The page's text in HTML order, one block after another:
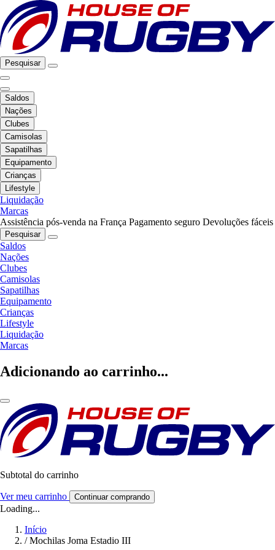
Pesquisar
Saldos
Nações
Clubes
Camisolas
Sapatilhas
Equipamento
Crianças
Lifestyle
Liquidação
Marcas
Assistência pós-venda na França Pagamento seguro Devoluções fáceis
Pesquisar
Saldos
Nações
Clubes
Camisolas
Sapatilhas
Equipamento
Crianças
Lifestyle
Liquidação
Marcas
Adicionando ao carrinho...
Subtotal do carrinho
Ver meu carrinho Continuar comprando
Loading...
Início
/ Mochilas Joma Estadio III